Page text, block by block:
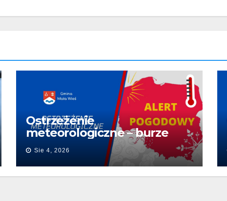
Ostrzeżenie
meteorologiczne – burze
Sie 4, 2026